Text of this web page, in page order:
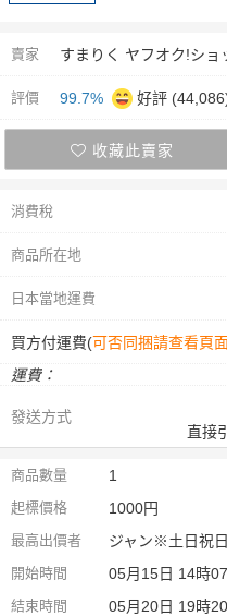
賣家 すまりく ヤフオク!ショ
評價 99.7% 好評
收藏此賣家
消費稅
商品所在地
日本當地運費
買方付運費(可否同捆請查看頁
運費：
發送方式
直接
商品數量 1
起標價格 1000円
最高出價者 ジャン※土日祝
開始時間 05月15日 14時
結束時間 05月20日 19時